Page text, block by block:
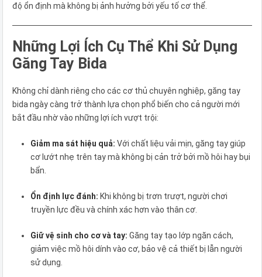
độ ổn định mà không bị ảnh hưởng bởi yếu tố cơ thể.
Những Lợi Ích Cụ Thể Khi Sử Dụng
Găng Tay Bida
Không chỉ dành riêng cho các cơ thủ chuyên nghiệp, găng tay
bida ngày càng trở thành lựa chọn phổ biến cho cả người mới
bắt đầu nhờ vào những lợi ích vượt trội:
Giảm ma sát hiệu quả: Với chất liệu vải mịn, găng tay giúp
cơ lướt nhẹ trên tay mà không bị cản trở bởi mồ hôi hay bụi
bẩn.
Ổn định lực đánh: Khi không bị trơn trượt, người chơi
truyền lực đều và chính xác hơn vào thân cơ.
Giữ vệ sinh cho cơ và tay: Găng tay tạo lớp ngăn cách,
giảm việc mồ hôi dính vào cơ, bảo vệ cả thiết bị lẫn người
sử dụng.